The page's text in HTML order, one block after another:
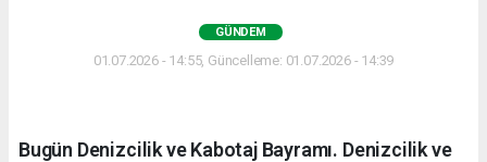
GÜNDEM
01.07.2026 - 14:55, Güncelleme: 01.07.2026 - 14:39
Bugün Denizcilik ve Kabotaj Bayramı. Denizcilik ve